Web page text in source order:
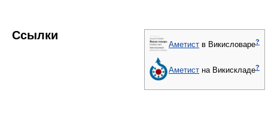
Аметист в Викисловаре?
Аметист на Викискладе?
Ссылки